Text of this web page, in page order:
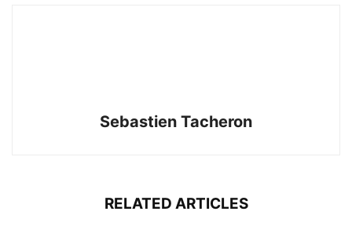
Sebastien Tacheron
RELATED ARTICLES